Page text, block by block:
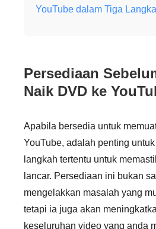
YouTube dalam Tiga
Persediaan
Naik DVD ke
Apabila bersedia untuk
YouTube, adalah penting
langkah tertentu untuk
lancar. Persediaan ini bukan
mengelakkan masalah yang
tetapi ia juga akan
keseluruhan video yang anda